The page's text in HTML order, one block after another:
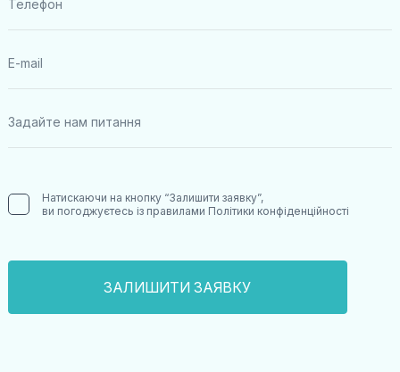
Натискаючи на кнопку “Залишити заявку”,
ви погоджуєтесь із правилами Політики конфіденційності